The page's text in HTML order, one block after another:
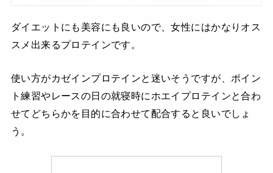
ダイエットにも美容にも良いので、女性にはかなりオス
スメ出来るプロテインです。
使い方がカゼインプロテインと迷いそうですが、ポイン
ト練習やレースの日の就寝時にホエイプロテインと合わ
せてどちらかを目的に合わせて配合すると良いでしょ
う。